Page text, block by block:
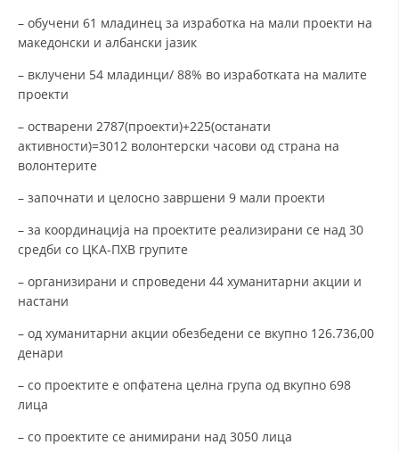
ПОСТЕРИ
ПРЕЗЕНТАЦИИ
– обучени 61 младинец за изработка на мали проекти на
македонски и албански јазик
– вклучени 54 младинци/ 88% во изработката на малите
проекти
– остварени 2787(проекти)+225(останати
активности)=3012 волонтерски часови од страна на
волонтерите
– започнати и целосно завршени 9 мали проекти
– за координација на проектите реализирани се над 30
средби со ЦКА-ПХВ групите
– организирани и спроведени 44 хуманитарни акции и
настани
– од хуманитарни акции обезбедени се вкупно 126.736,00
денари
– со проектите е опфатена целна група од вкупно 698
лица
– со проектите се анимирани над 3050 лица